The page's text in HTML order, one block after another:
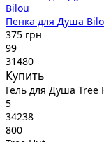
Bilou
Пенка для Душа
375 грн
99
31480
Купить
Гель для Душа Tree
5
34238
800